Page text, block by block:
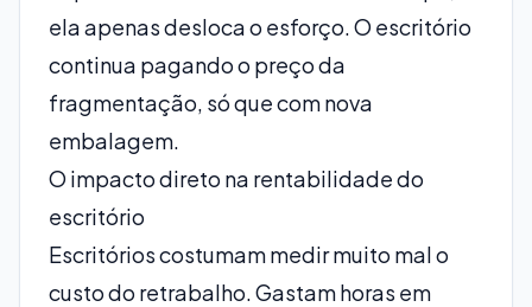
ela apenas desloca o esforço. O escritório
continua pagando o preço da
fragmentação, só que com nova
embalagem.
O impacto direto na rentabilidade do
escritório
Escritórios costumam medir muito mal o
custo do retrabalho. Gastam horas em